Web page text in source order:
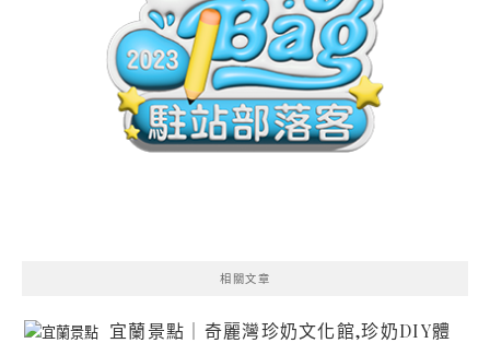
相關文章
宜蘭景點｜奇麗灣珍奶文化館,珍奶DIY體